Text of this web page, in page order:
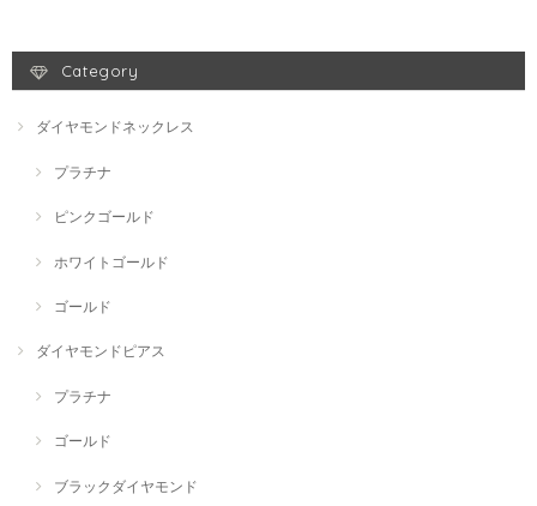
Category
ダイヤモンドネックレス
プラチナ
ピンクゴールド
ホワイトゴールド
ゴールド
ダイヤモンドピアス
プラチナ
ゴールド
ブラックダイヤモンド